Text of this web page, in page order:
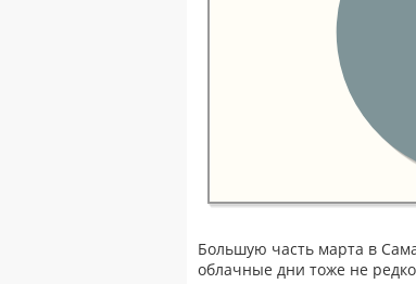
Большую часть марта в
облачные дни тоже не